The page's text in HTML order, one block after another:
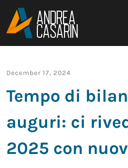
ANDREA
CASARIN
December 17, 2024
Tempo di
auguri: ci
2025 con